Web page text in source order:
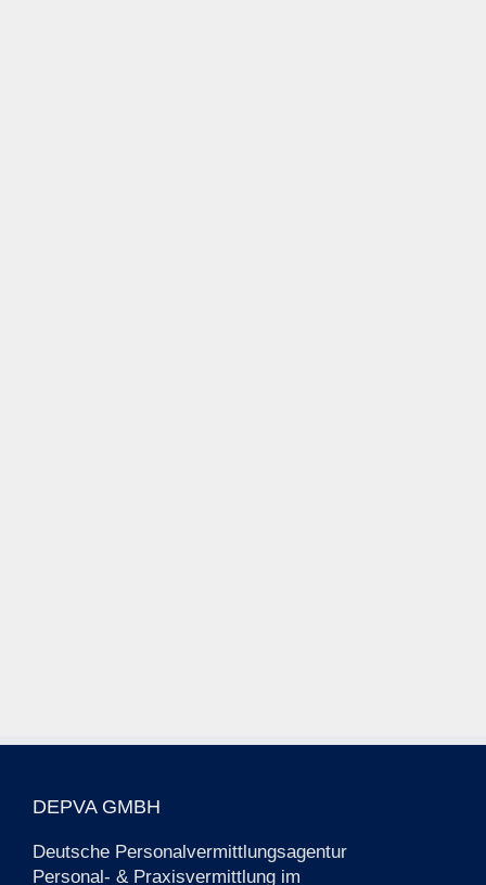
DEPVA GMBH
Deutsche Personalvermittlungsagentur
Personal- & Praxisvermittlung im